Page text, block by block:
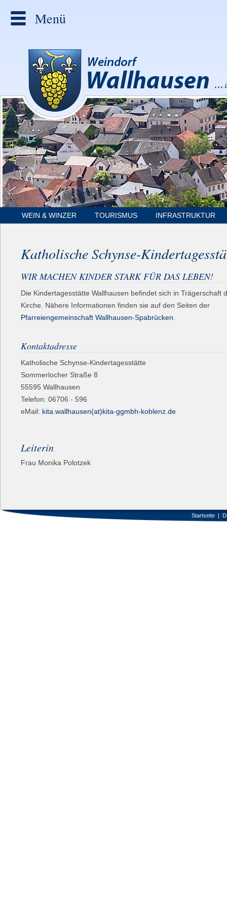
Menü
WEIN & WINZER TOURISMUS INFRASTRUKTUR
Katholische Schynse-
WIR MACHEN KINDER STARK FÜR DAS LEBEN!
Die Kindertagesstätte Wallhausen befindet sich in Trägerschaft
Kirche. Nähere Informationen finden sie auf den Seiten der
Pfarreiengemeinschaft Wallhausen-Spabrücken
Kontaktadresse
Katholische Schynse-Kindertagesstätte
Sommerlocher Straße 8
55595 Wallhausen
Telefon: 06706 - 596
eMail: kita.wallhausen(at)kita-ggmbh-koblenz.de
Leiterin
Frau Monika Polotzek
Startseite|